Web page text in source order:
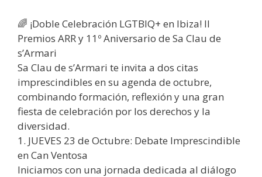
CON
LA
ENTREGA
DE
LOS
PREMIOS
2025
🌈 ¡Doble Celebración LGTBIQ+ en Ibiza! II
Premios ARR y 11º Aniversario de Sa Clau de
s’Armari
Sa Clau de s’Armari te invita a dos citas
imprescindibles en su agenda de octubre,
combinando formación, reflexión y una gran
fiesta de celebración por los derechos y la
diversidad.
1. JUEVES 23 de Octubre: Debate Imprescindible
en Can Ventosa
Iniciamos con una jornada dedicada al diálogo